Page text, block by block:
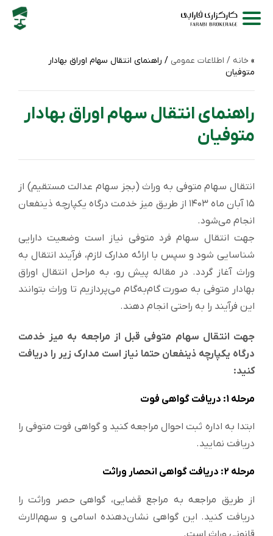
خانه / اطلاعات عمومی / راهنمای انتقال سهام اوراق بهادار
متوفیان
راهنمای انتقال سهام اوراق بهادار
متوفیان
انتقال سهام متوفی به وراث (بجز سهام عدالت مستقیم) از
۱۵ آبان ماه ۱۴۰۳ از طریق میز خدمت درگاه یکپارچه ذینفعان
انجام می‌شود.
جهت انتقال سهام فرد متوفی نیاز است وضعیت دارایی
شناسایی شود و سپس با ارائه مدارک لازم، فرآیند انتقال به
وراث آغاز گردد. در مقاله پیش رو، به مراحل انتقال اوراق
بهادار متوفی به صورت گام‌به‌گام می‌پردازیم تا وراث بتوانند
این فرآیند را به‌ راحتی انجام دهند.
جهت انتقال سهام متوفی قبل از مراجعه به میز خدمت
درگاه یکپارچه ذینفعان حتما نیاز است مدارک زیر را دریافت
کنید:
مرحله 1: دریافت گواهی فوت
ابتدا به اداره ثبت احوال مراجعه کنید و گواهی فوت متوفی را
دریافت نمایید.
مرحله 2: دریافت گواهی انحصار وراثت
از طریق مراجعه به مراجع قضایی، گواهی حصر وراثت را
دریافت کنید. این گواهی نشان‌دهنده اسامی و سهم‌الارث